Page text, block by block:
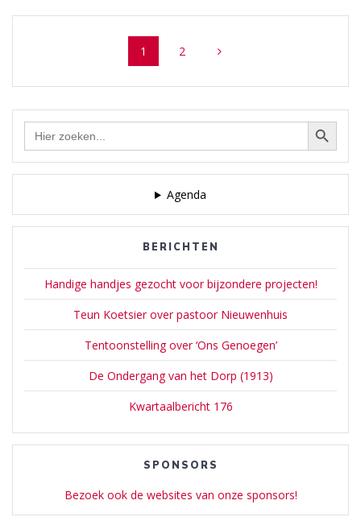
navigation
Page
1 Page
2
Zoek Zoekknop
Agenda
BERICHTEN
Handige handjes gezocht voor bijzondere projecten!
Teun Koetsier over pastoor Nieuwenhuis
Tentoonstelling over ‘Ons Genoegen’
De Ondergang van het Dorp (1913)
Kwartaalbericht 176
SPONSORS
Bezoek ook de websites van onze sponsors!